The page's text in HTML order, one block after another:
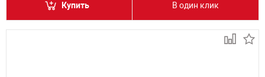
Купить В один клик